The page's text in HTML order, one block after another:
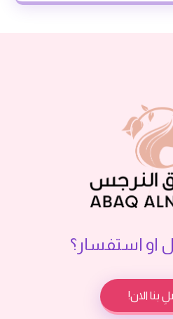
او استفسار؟
بنا الان!